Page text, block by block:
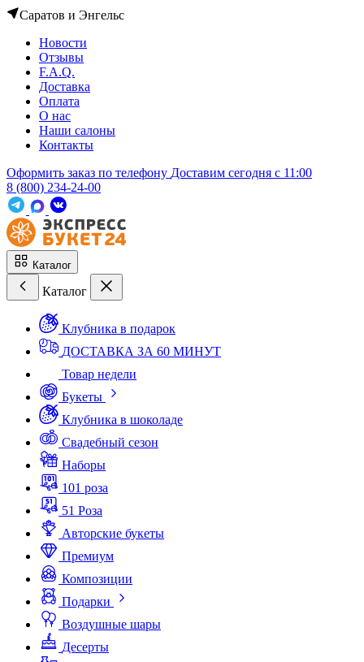
Саратов и Энгельс
Новости
Отзывы
F.A.Q.
Доставка
Оплата
О нас
Наши салоны
Контакты
Оформить заказ по телефону Доставим сегодня c 11:00
8 (800) 234-24-00
Каталог
Каталог
Клубника в подарок
ДОСТАВКА ЗА 60 МИНУТ
Товар недели
Букеты
Клубника в шоколаде
Свадебный сезон
Наборы
101 роза
51 Роза
Авторские букеты
Премиум
Композиции
Подарки
Воздушные шары
Десерты